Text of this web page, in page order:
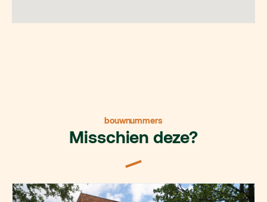
bouwnummers
Misschien deze?